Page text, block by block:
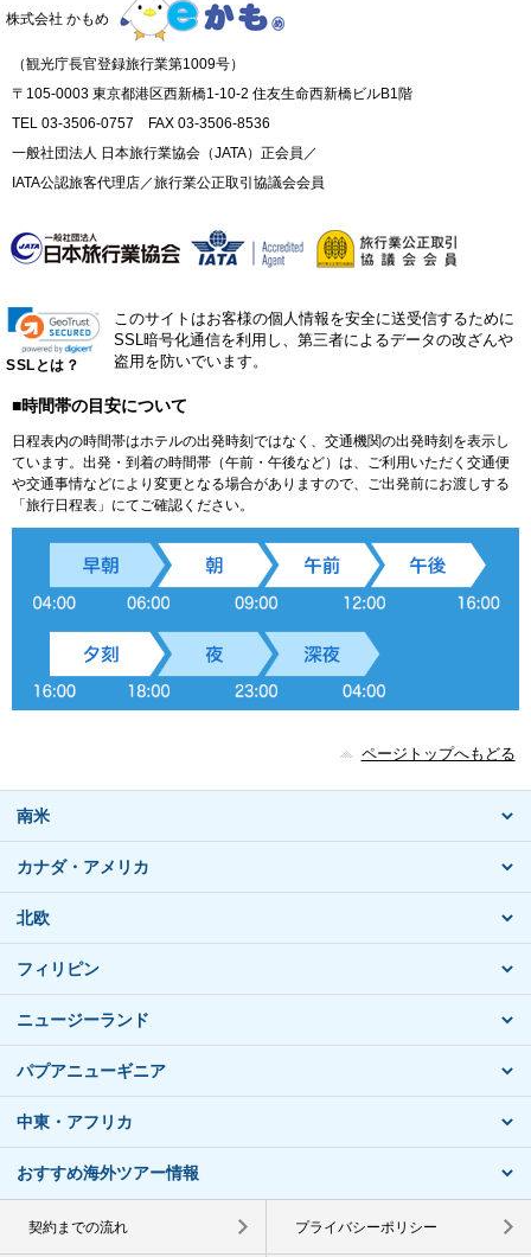
株式会社 かもめ
（観光庁長官登録旅行業第1009号）
〒105-0003 東京都港区西新橋1-10-2 住友生命西新橋ビルB1階
TEL 03-3506-0757 FAX 03-3506-8536
一般社団法人 日本旅行業協会（JATA）正会員／
IATA公認旅客代理店／旅行業公正取引協議会会員
SSLとは？
このサイトはお客様の個人情報を安全に送受信するために
SSL暗号化通信を利用し、第三者によるデータの改ざんや
盗用を防いでいます。
■時間帯の目安について
日程表内の時間帯はホテルの出発時刻ではなく、交通機関の出発時刻を表示し
ています。出発・到着の時間帯（午前・午後など）は、ご利用いただく交通便
や交通事情などにより変更となる場合がありますので、ご出発前にお渡しする
「旅行日程表」にてご確認ください。
ページトップへもどる
南米
カナダ・アメリカ
北欧
フィリピン
ニュージーランド
パプアニューギニア
中東・アフリカ
おすすめ海外ツアー情報
契約までの流れ プライバシーポリシー